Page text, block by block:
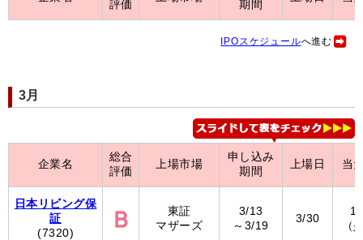
評価
期間
IPOスケジュールへ進む
3月
企業名
日本リビング保
証
(7320)
総合
評価
上場市場
申し込み
期間
上場日 当
東証
マザーズ
3/13
～3/19
3/30
（